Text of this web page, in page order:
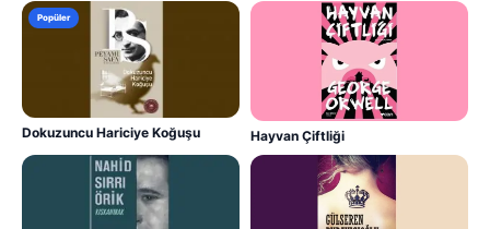
Popüler
Dokuzuncu Hariciye Koğuşu Hayvan Çiftliği